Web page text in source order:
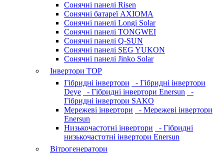
Сонячні панелі Risen
Сонячні батареї AXIOMA
Сонячні панелі Longi Solar
Сонячні панелі TONGWEI
Сонячні панелі Q-SUN
Сонячні панелі SEG YUKON
Сонячні панелі Jinko Solar
Інвертори TOP
Гібридні інвертори
- Гібридні інвертори
Deye
- Гібридні інвертори Enersun
-
Гібридні інвертори SAKO
Мережеві інвертори
- Мережеві інвертори
Enersun
Низькочастотні інвертори
- Гібридні
низькочастотні інвертори Enersun
Вітрогенератори